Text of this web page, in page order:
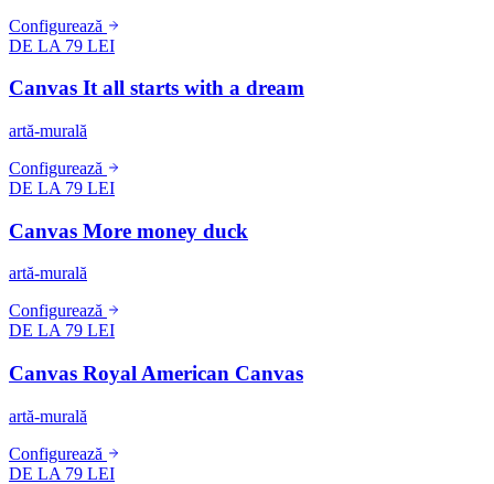
Configurează
DE LA 79 LEI
Canvas It all starts with a dream
artă-murală
Configurează
DE LA 79 LEI
Canvas More money duck
artă-murală
Configurează
DE LA 79 LEI
Canvas Royal American Canvas
artă-murală
Configurează
DE LA 79 LEI